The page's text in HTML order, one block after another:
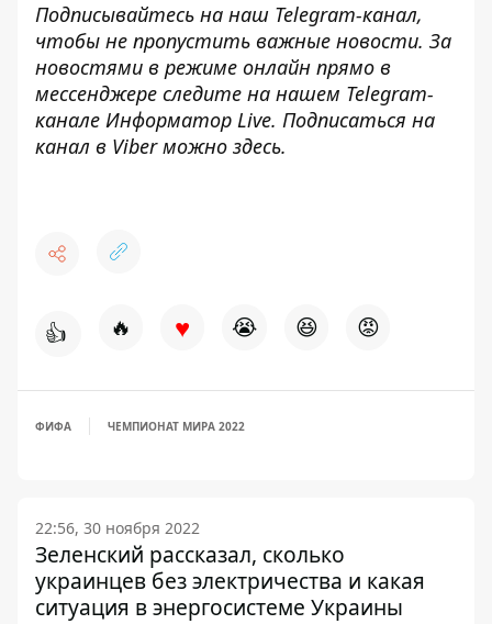
Подписывайтесь на наш Telegram-канал,
чтобы не пропустить важные новости. За
новостями в режиме онлайн прямо в
мессенджере следите на нашем Telegram-
канале Информатор Live. Подписаться на
канал в Viber можно здесь.
👍 🔥 ♥ 😭 😆 😡
ФИФА ЧЕМПИОНАТ МИРА 2022
22:56, 30 ноября 2022
Зеленский рассказал, сколько
украинцев без электричества и какая
ситуация в энергосистеме Украины